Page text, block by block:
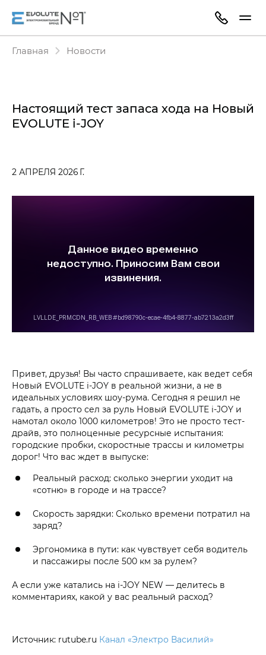
Главная Новости
Настоящий тест запаса хода на Новый
EVOLUTE i‑JOY
2 АПРЕЛЯ 2026 Г.
Привет, друзья! Вы часто спрашиваете, как ведет себя
Новый EVOLUTE i‑JOY в реальной жизни, а не в
идеальных условиях шоу-рума. Сегодня я решил не
гадать, а просто сел за руль Новый EVOLUTE i‑JOY и
намотал около 1000 километров! Это не просто тест-
драйв, это полноценные ресурсные испытания:
городские пробки, скоростные трассы и километры
дорог! Что вас ждет в выпуске:
Реальный расход: сколько энергии уходит на
«сотню» в городе и на трассе?
Скорость зарядки: Сколько времени потратил на
заряд?
Эргономика в пути: как чувствует себя водитель
и пассажиры после 500 км за рулем?
А если уже катались на i‑JOY NEW — делитесь в
комментариях, какой у вас реальный расход?
Источник: rutube.ru Канал «Электро Василий»